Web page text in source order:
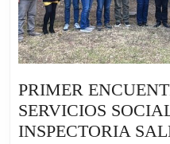
PRIMER
SERVICIOS
INSPECTORIA